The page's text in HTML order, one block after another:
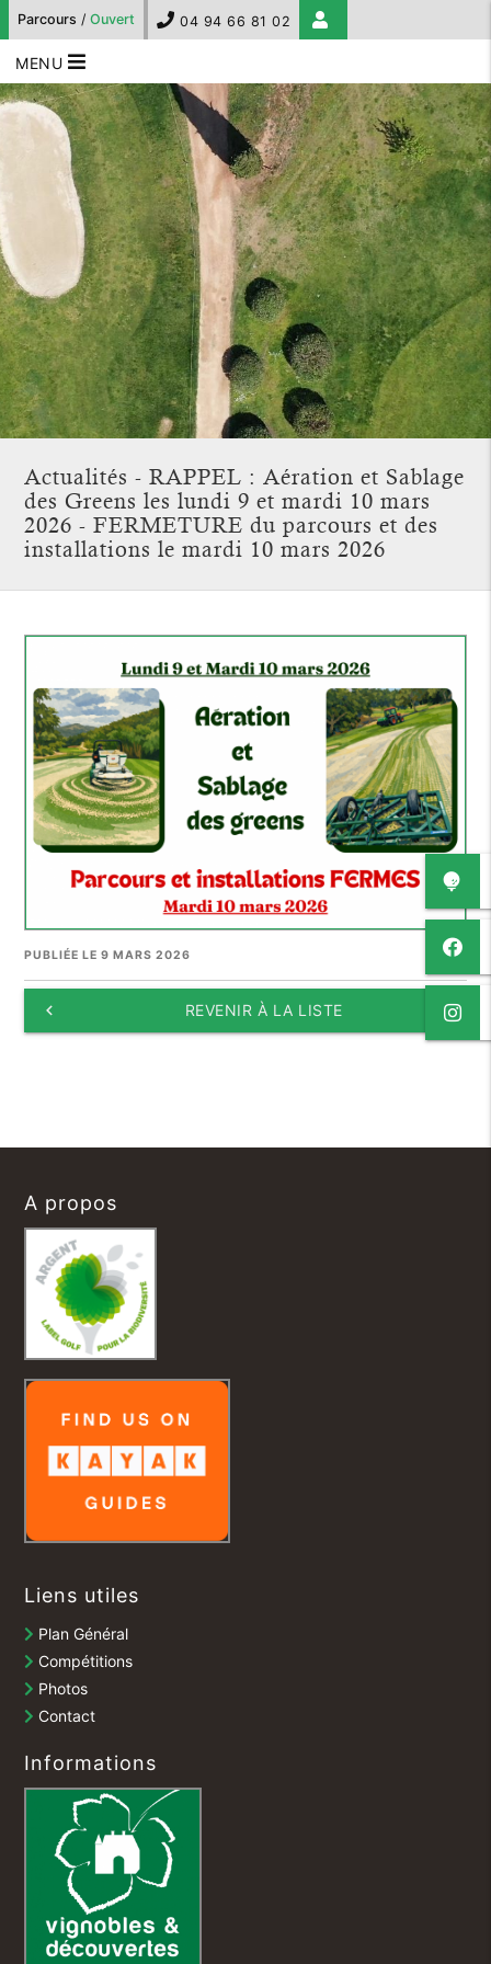
Parcours / Ouvert 04 94 66 81 02
MENU
Actualités - RAPPEL : Aération et Sablage
des Greens les lundi 9 et mardi 10 mars
2026 - FERMETURE du parcours et des
installations le mardi 10 mars 2026
PUBLIÉE LE 9 MARS 2026
keyboard_arrow_left REVENIR À LA LISTE
A propos
Liens utiles
Plan Général
Compétitions
Photos
Contact
Informations